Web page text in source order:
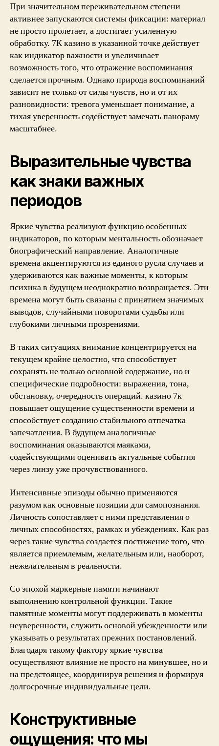
При значительном переживательном степени
активнее запускаются системы фиксации: материал
не просто пролетает, а достигает усиленную
обработку. 7К казино в указанной точке действует
как индикатор важности и увеличивает
возможность того, что отражение воспоминания
сделается прочным. Однако природа воспоминаний
зависит не только от силы чувств, но и от их
разновидности: тревога уменьшает понимание, а
тихая уверенность содействует замечать панораму
масштабнее.
Выразительные чувства
как знаки важных
периодов
Яркие чувства реализуют функцию особенных
индикаторов, по которым ментальность обозначает
биографический направление. Аналогичные
времена акцентируются из единого русла случаев и
удерживаются как важные моменты, к которым
психика в будущем неоднократно возвращается. Эти
времена могут быть связаны с принятием значимых
выводов, случайными поворотами судьбы или
глубокими личными прозрениями.
В таких ситуациях внимание концентрируется на
текущем крайне целостно, что способствует
сохранять не только основной содержание, но и
специфические подробности: выражения, тона,
обстановку, очередность операций. казино 7к
повышает ощущение существенности времени и
способствует созданию стабильного отпечатка
запечатления. В будущем аналогичные
воспоминания оказываются маяками,
содействующими оценивать актуальные события
через линзу уже прочувствованного.
Интенсивные эпизоды обычно применяются
разумом как основные позиции для самопознания.
Личность сопоставляет с ними представления о
личных способностях, рамках и убеждениях. Как раз
через такие чувства создается постижение того, что
является приемлемым, желательным или, наоборот,
нежелательным в реальности.
Со эпохой маркерные памяти начинают
выполнению контрольной функции. Такие
памятные моменты могут поддерживать в моменты
неуверенности, служить основой убежденности или
указывать о результатах прежних постановлений.
Благодаря такому фактору яркие чувства
осуществляют влияние не просто на минувшее, но и
на предстоящее, координируя решения и формируя
долгосрочные индивидуальные цели.
Конструктивные
ощущения: что мы